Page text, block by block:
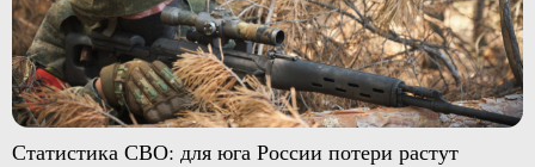
Статистика СВО: для юга России потери растут